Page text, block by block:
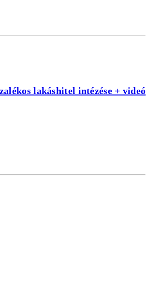
lakáshitel intézése + videó